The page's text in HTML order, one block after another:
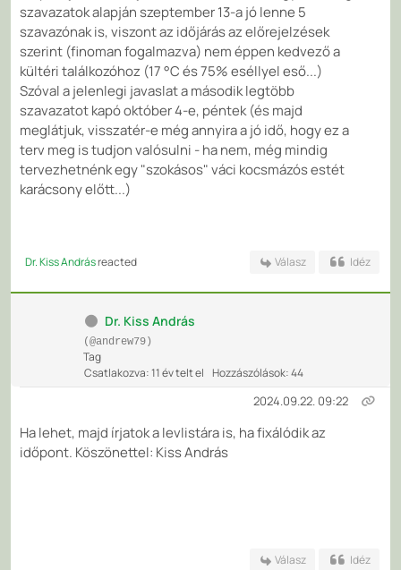
szavazatok alapján szeptember 13-a jó lenne 5
szavazónak is, viszont az időjárás az előrejelzések
szerint (finoman fogalmazva) nem éppen kedvező a
kültéri találkozóhoz (17 °C és 75% eséllyel eső...)
Szóval a jelenlegi javaslat a második legtöbb
szavazatot kapó október 4-e, péntek (és majd
meglátjuk, visszatér-e még annyira a jó idő, hogy ez a
terv meg is tudjon valósulni - ha nem, még mindig
tervezhetnénk egy "szokásos" váci kocsmázós estét
karácsony előtt...)
Dr. Kiss Andrásreacted Válasz Idéz
Dr. Kiss András
(@andrew79)
Tag
Csatlakozva: 11 év telt el Hozzászólások: 44
2024.09.22. 09:22
Ha lehet, majd írjatok a levlistára is, ha fixálódik az
időpont. Köszönettel: Kiss András
Válasz Idéz